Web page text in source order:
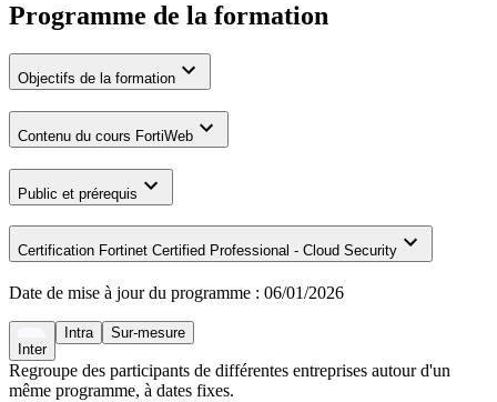
Programme de la formation
Objectifs de la formation
Contenu du cours FortiWeb
Public et prérequis
Certification Fortinet Certified Professional - Cloud Security
Date de mise à jour du programme : 06/01/2026
Inter
Intra Sur-mesure
Regroupe des participants de différentes entreprises autour d'un
même programme, à dates fixes.